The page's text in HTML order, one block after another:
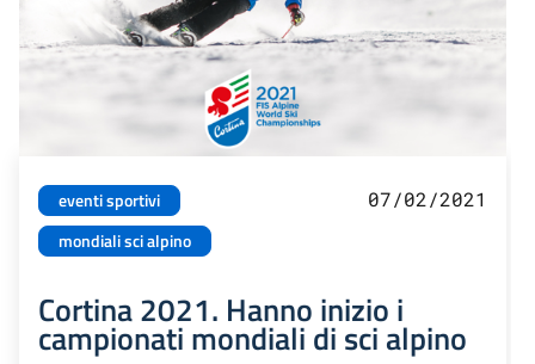
eventi sportivi
mondiali sci alpino
07/02/2021
Cortina 2021. Hanno inizio i
campionati mondiali di sci alpino